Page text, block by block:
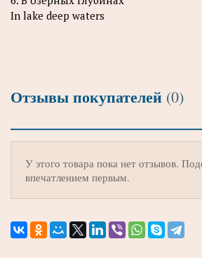
In lake deep waters
Отзывы покупателей (0)
У этого товара пока нет отзывов.
впечатлением первым.